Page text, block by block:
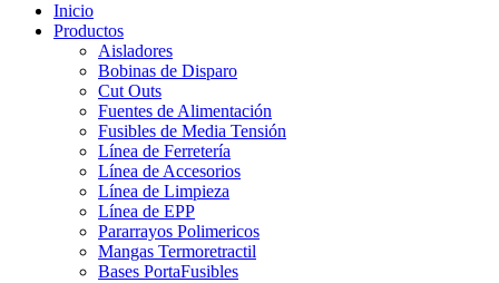
Inicio
Productos
Aisladores
Bobinas de Disparo
Cut Outs
Fuentes de Alimentación
Fusibles de Media Tensión
Línea de Ferretería
Línea de Accesorios
Línea de Limpieza
Línea de EPP
Pararrayos Polimericos
Mangas Termoretractil
Bases PortaFusibles